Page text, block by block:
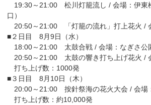
19:30～21:00 松川灯籠流し / 会場：伊東
口）
20:50～21:00 「灯籠の流れ」打上花火 /
■２日目 8月9日（水）
18:00～21:00 太鼓合戦 / 会場：なぎさ公
20:50～21:00 太鼓の響き打ち上げ花火 /
打ち上げ数：1000発
■３日目 8月10日（木）
20:00～21:00 按針祭海の花火大会 / 会場
打ち上げ数：約10,000発